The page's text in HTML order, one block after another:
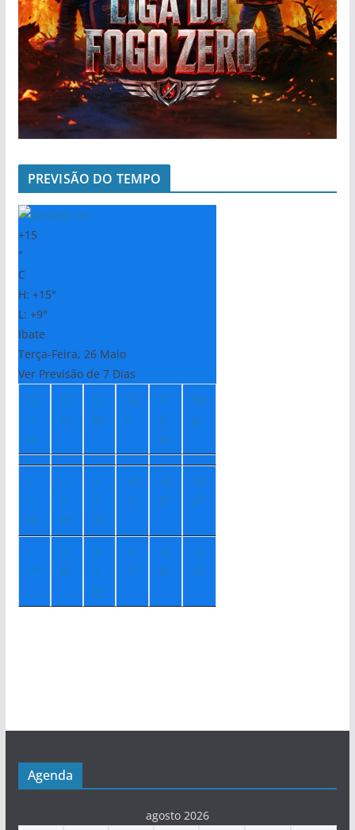
PREVISÃO DO TEMPO
+15
°
C
H: +15°
L: +9°
Ibate
Terça-Feira, 26 Maio
Ver Previsão de 7 Dias
Q
u
a
Q
ui
S
ex
Sá
b
D
o
m
Se
g
+
1
8°
+
2
0°
+
2
1°
+2
1°
+2
2°
+2
2°
+
7°
+
8°
+
1
0°
+1
1°
+1
2°
+1
4°
Agenda
agosto 2026